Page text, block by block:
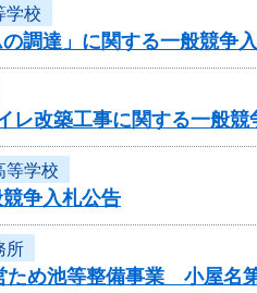
学校
調達」に関する一般競争
レ改築工事に関する一般競
等学校
争入札公告
所
ため池等整備事業 小屋名